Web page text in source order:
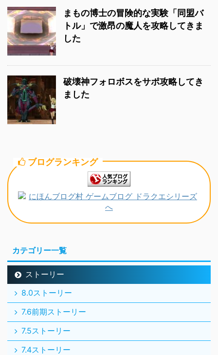
まもの博士の冒険的な実験「同盟バ
トル」で激昂の魔人を攻略してきま
した
破壊神フォロボスをサポ攻略してき
ました
ブログランキング
カテゴリー一覧
ストーリー
8.0ストーリー
7.6前期ストーリー
7.5ストーリー
7.4ストーリー